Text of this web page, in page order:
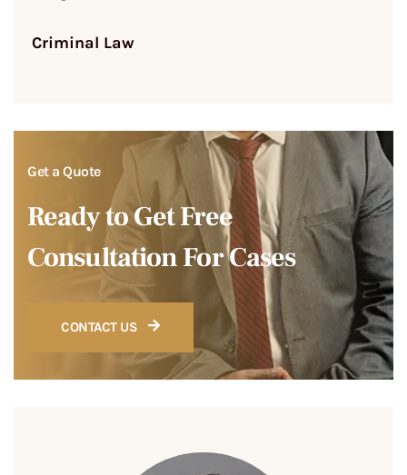
Criminal Law
Get a Quote
Ready to Get Free
Consultation For Cases
CONTACT US